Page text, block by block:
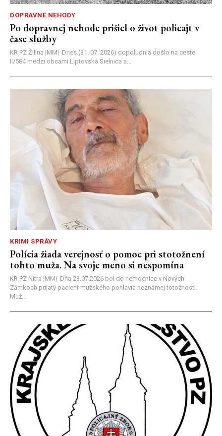
DOPRAVNÉ NEHODY
Po dopravnej nehode prišiel o život policajt v
čase služby
KR PZ Žilina |MM| Dnes (31. 07. 2026) dopoludnia došlo na ceste
II/584 medzi obcami Liptovská Sielnica a...
KRIMI SPRÁVY
Polícia žiada verejnosť o pomoc pri stotožnení
tohto muža. Na svoje meno si nespomína
KR PZ Nitra |MM| Dňa 23.07.2026 bol do nemocnice v Nových
Zámkoch prijatý pacient mužského pohlavia neznámej totožnosti.
Muž...